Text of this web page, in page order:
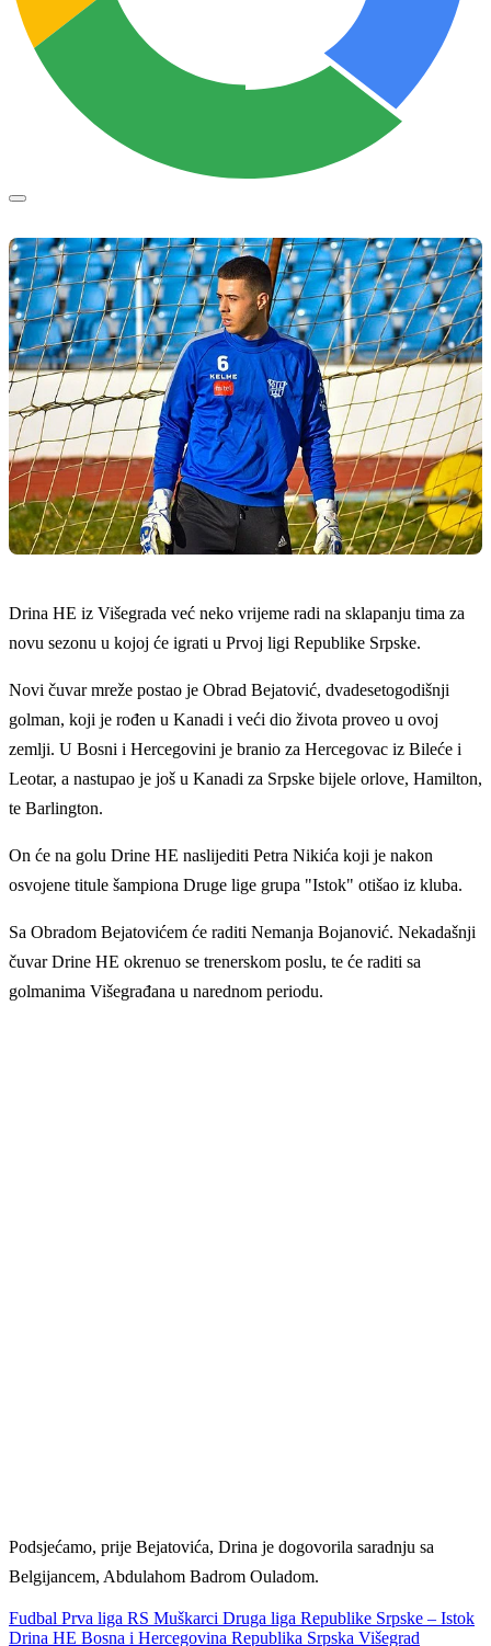
Drina HE iz Višegrada već neko vrijeme radi na sklapanju tima za
novu sezonu u kojoj će igrati u Prvoj ligi Republike Srpske.
Novi čuvar mreže postao je Obrad Bejatović, dvadesetogodišnji
golman, koji je rođen u Kanadi i veći dio života proveo u ovoj
zemlji. U Bosni i Hercegovini je branio za Hercegovac iz Bileće i
Leotar, a nastupao je još u Kanadi za Srpske bijele orlove, Hamilton,
te Barlington.
On će na golu Drine HE naslijediti Petra Nikića koji je nakon
osvojene titule šampiona Druge lige grupa "Istok" otišao iz kluba.
Sa Obradom Bejatovićem će raditi Nemanja Bojanović. Nekadašnji
čuvar Drine HE okrenuo se trenerskom poslu, te će raditi sa
golmanima Višegrađana u narednom periodu.
Podsjećamo, prije Bejatovića, Drina je dogovorila saradnju sa
Belgijancem, Abdulahom Badrom Ouladom.
Fudbal Prva liga RS Muškarci Druga liga Republike Srpske – Istok
Drina HE Bosna i Hercegovina Republika Srpska Višegrad